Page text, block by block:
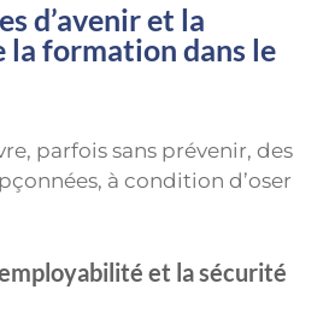
d’avenir et la
la formation dans le
parfois sans prévenir, des
à condition d’oser
et la sécurité